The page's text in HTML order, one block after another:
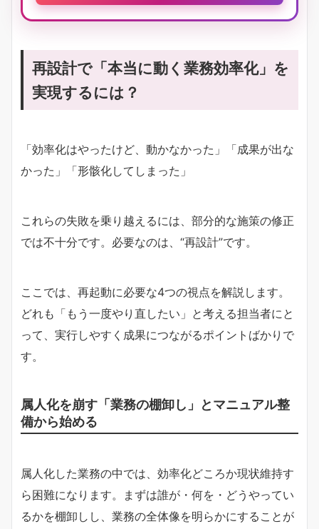
再設計で「本当に動く業務効率化」を
実現するには？
「効率化はやったけど、動かなかった」「成果が出な
かった」「形骸化してしまった」
これらの失敗を乗り越えるには、部分的な施策の修正
では不十分です。必要なのは、“再設計”です。
ここでは、再起動に必要な4つの視点を解説します。
どれも「もう一度やり直したい」と考える担当者にと
って、実行しやすく成果につながるポイントばかりで
す。
属人化を崩す「業務の棚卸し」とマニュアル整
備から始める
属人化した業務の中では、効率化どころか現状維持す
ら困難になります。まずは誰が・何を・どうやってい
るかを棚卸しし、業務の全体像を明らかにすることが